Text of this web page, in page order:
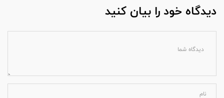
دیدگاه خود را بیان کنید